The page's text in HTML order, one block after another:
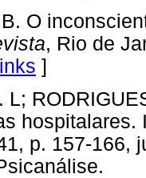
O
, Rio de
]
L;
hospitalares.
p. 157-166,